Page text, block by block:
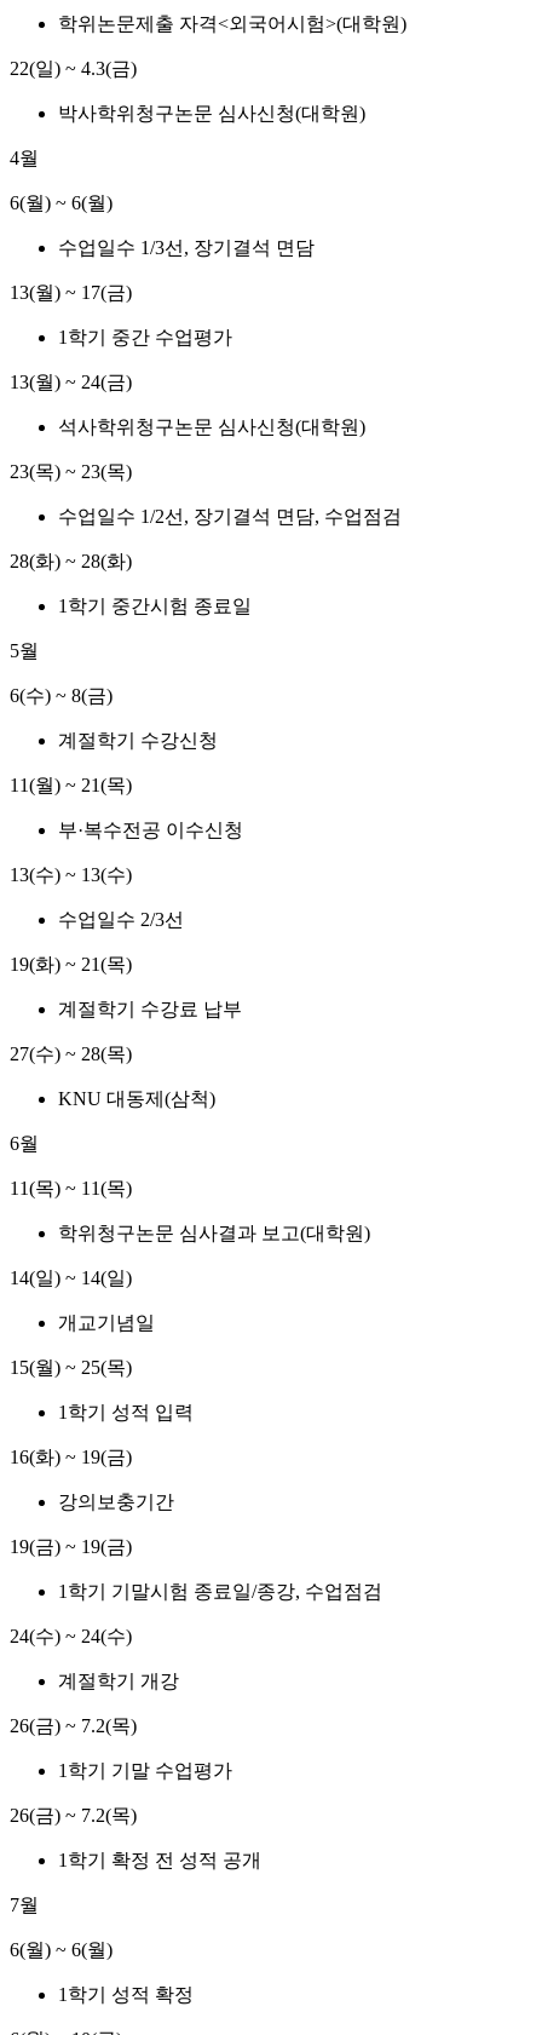
학위논문제출 자격<외국어시험>(대학원)
22(일) ~ 4.3(금)
박사학위청구논문 심사신청(대학원)
4월
6(월) ~ 6(월)
수업일수 1/3선, 장기결석 면담
13(월) ~ 17(금)
1학기 중간 수업평가
13(월) ~ 24(금)
석사학위청구논문 심사신청(대학원)
23(목) ~ 23(목)
수업일수 1/2선, 장기결석 면담, 수업점검
28(화) ~ 28(화)
1학기 중간시험 종료일
5월
6(수) ~ 8(금)
계절학기 수강신청
11(월) ~ 21(목)
부·복수전공 이수신청
13(수) ~ 13(수)
수업일수 2/3선
19(화) ~ 21(목)
계절학기 수강료 납부
27(수) ~ 28(목)
KNU 대동제(삼척)
6월
11(목) ~ 11(목)
학위청구논문 심사결과 보고(대학원)
14(일) ~ 14(일)
개교기념일
15(월) ~ 25(목)
1학기 성적 입력
16(화) ~ 19(금)
강의보충기간
19(금) ~ 19(금)
1학기 기말시험 종료일/종강, 수업점검
24(수) ~ 24(수)
계절학기 개강
26(금) ~ 7.2(목)
1학기 기말 수업평가
26(금) ~ 7.2(목)
1학기 확정 전 성적 공개
7월
6(월) ~ 6(월)
1학기 성적 확정